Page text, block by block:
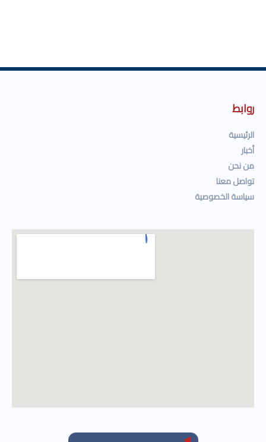
روابط
الرئيسية
أخبار
من نحن
تواصل معنا
سياسة الخصوصية